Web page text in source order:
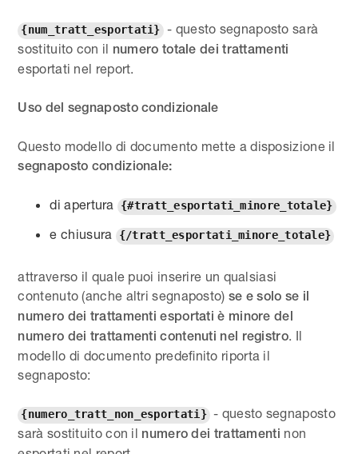
{num_tratt_esportati} - questo segnaposto sarà
sostituito con il numero totale dei trattamenti
esportati nel report.
Uso del segnaposto condizionale
Questo modello di documento mette a disposizione il
segnaposto condizionale:
di apertura {#tratt_esportati_minore_totale}
e chiusura {/tratt_esportati_minore_totale}
attraverso il quale puoi inserire un qualsiasi
contenuto (anche altri segnaposto) se e solo se il
numero dei trattamenti esportati è minore del
numero dei trattamenti contenuti nel registro. Il
modello di documento predefinito riporta il
segnaposto:
{numero_tratt_non_esportati} - questo segnaposto
sarà sostituito con il numero dei trattamenti non